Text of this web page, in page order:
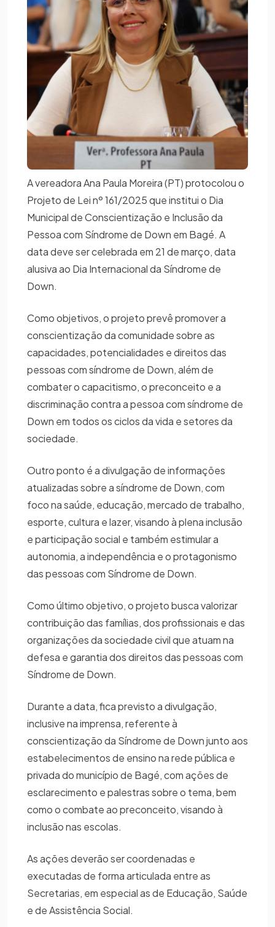
A vereadora Ana Paula Moreira (PT) protocolou o
Projeto de Lei nº 161/2025 que institui o Dia
Municipal de Conscientização e Inclusão da
Pessoa com Síndrome de Down em Bagé. A
data deve ser celebrada em 21 de março, data
alusiva ao Dia Internacional da Síndrome de
Down.
Como objetivos, o projeto prevê promover a
conscientização da comunidade sobre as
capacidades, potencialidades e direitos das
pessoas com síndrome de Down, além de
combater o capacitismo, o preconceito e a
discriminação contra a pessoa com síndrome de
Down em todos os ciclos da vida e setores da
sociedade.
Outro ponto é a divulgação de informações
atualizadas sobre a síndrome de Down, com
foco na saúde, educação, mercado de trabalho,
esporte, cultura e lazer, visando à plena inclusão
e participação social e também estimular a
autonomia, a independência e o protagonismo
das pessoas com Síndrome de Down.
Como último objetivo, o projeto busca valorizar
contribuição das famílias, dos profissionais e das
organizações da sociedade civil que atuam na
defesa e garantia dos direitos das pessoas com
Síndrome de Down.
Durante a data, fica previsto a divulgação,
inclusive na imprensa, referente à
conscientização da Síndrome de Down junto aos
estabelecimentos de ensino na rede pública e
privada do município de Bagé, com ações de
esclarecimento e palestras sobre o tema, bem
como o combate ao preconceito, visando à
inclusão nas escolas.
As ações deverão ser coordenadas e
executadas de forma articulada entre as
Secretarias, em especial as de Educação, Saúde
e de Assistência Social.